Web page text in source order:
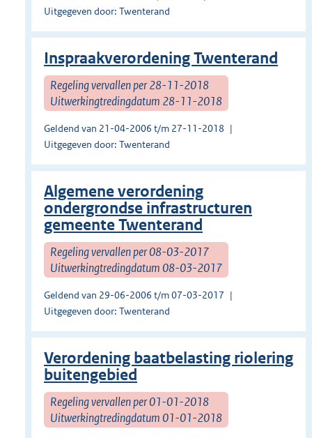
Uitgegeven door: Twenterand
Inspraakverordening Twenterand
Regeling vervallen per 28-11-2018
Uitwerkingtredingdatum 28-11-2018
Geldend van 21-04-2006 t/m 27-11-2018
Uitgegeven door: Twenterand
Algemene verordening
ondergrondse infrastructuren
gemeente Twenterand
Regeling vervallen per 08-03-2017
Uitwerkingtredingdatum 08-03-2017
Geldend van 29-06-2006 t/m 07-03-2017
Uitgegeven door: Twenterand
Verordening baatbelasting riolering
buitengebied
Regeling vervallen per 01-01-2018
Uitwerkingtredingdatum 01-01-2018